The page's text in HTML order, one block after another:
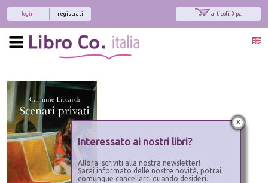
articoli: 0 pz.
registrati
login
x
Interessato ai nostri libri?
Allora iscriviti alla nostra newsletter!
Sarai informato delle nostre novità, potrai
comunque cancellarti quando desideri.